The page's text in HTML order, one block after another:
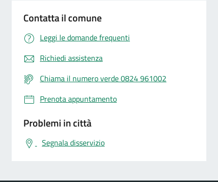
Contatta il comune
Leggi le domande frequenti
Richiedi assistenza
Chiama il numero verde 0824 961002
Prenota appuntamento
Problemi in città
Segnala disservizio